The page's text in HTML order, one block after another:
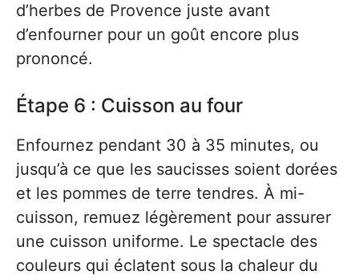
d’herbes de Provence juste avant
d’enfourner pour un goût encore plus
prononcé.
Étape 6 : Cuisson au four
Enfournez pendant 30 à 35 minutes, ou
jusqu’à ce que les saucisses soient dorées
et les pommes de terre tendres. À mi-
cuisson, remuez légèrement pour assurer
une cuisson uniforme. Le spectacle des
couleurs qui éclatent sous la chaleur du